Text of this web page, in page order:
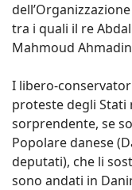
tra i quali il re
Mahmoud
I libero-
proteste degli Stati
sorprendente, se
Popolare danese
deputati), che li
sono andati in